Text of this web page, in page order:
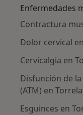
Enfermedades
Contractura
Dolor cervical
Cervicalgia en
Disfunción de
(ATM) en
Esguinces en